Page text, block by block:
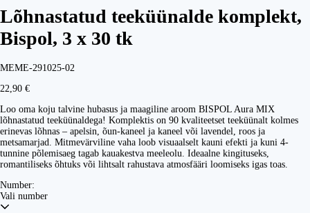
Lõhnastatud teeküünalde komplekt,
Bispol, 3 x 30 tk
MEME-291025-02
22,90 €
Loo oma koju talvine hubasus ja maagiline aroom BISPOL Aura MIX
lõhnastatud teeküünaldega! Komplektis on 90 kvaliteetset teeküünalt kolmes
erinevas lõhnas – apelsin, õun-kaneel ja kaneel või lavendel, roos ja
metsamarjad. Mitmevärviline vaha loob visuaalselt kauni efekti ja kuni 4-
tunnine põlemisaeg tagab kauakestva meeleolu. Ideaalne kingituseks,
romantiliseks õhtuks või lihtsalt rahustava atmosfääri loomiseks igas toas.
Number:
Vali number